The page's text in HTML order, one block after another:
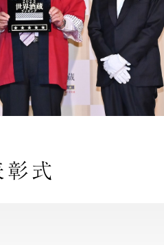
彰式